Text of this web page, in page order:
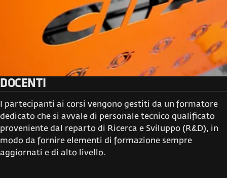
DOCENTI
I partecipanti ai corsi vengono gestiti da un formatore
dedicato che si avvale di personale tecnico qualificato
proveniente dal reparto di Ricerca e Sviluppo (R&D), in
modo da fornire elementi di formazione sempre
aggiornati e di alto livello.